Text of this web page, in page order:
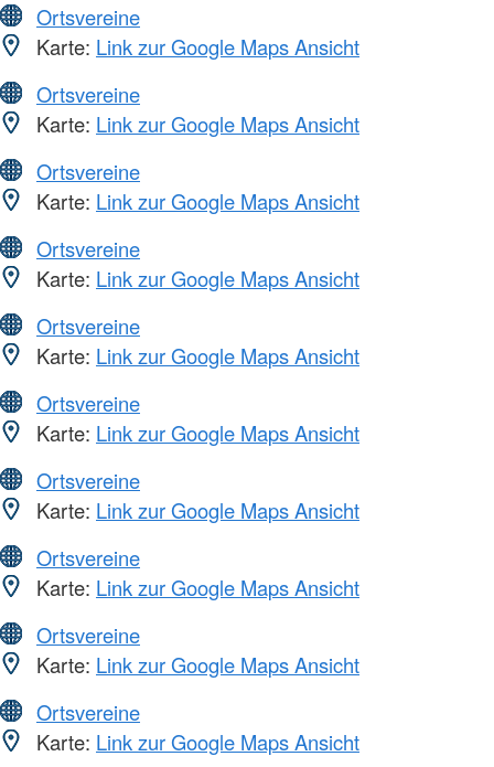
Ortsvereine
Karte: Link zur Google Maps Ansicht
Ortsvereine
Karte: Link zur Google Maps Ansicht
Ortsvereine
Karte: Link zur Google Maps Ansicht
Ortsvereine
Karte: Link zur Google Maps Ansicht
Ortsvereine
Karte: Link zur Google Maps Ansicht
Ortsvereine
Karte: Link zur Google Maps Ansicht
Ortsvereine
Karte: Link zur Google Maps Ansicht
Ortsvereine
Karte: Link zur Google Maps Ansicht
Ortsvereine
Karte: Link zur Google Maps Ansicht
Ortsvereine
Karte: Link zur Google Maps Ansicht